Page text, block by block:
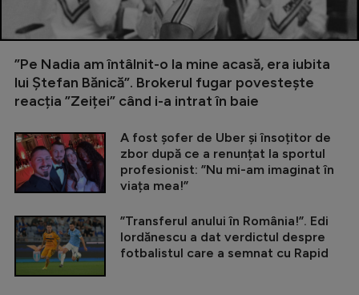
”Pe Nadia am întâlnit-o la mine acasă, era iubita
lui Ștefan Bănică”. Brokerul fugar povestește
reacția ”Zeiței” când i-a intrat în baie
A fost șofer de Uber și însoțitor de
zbor după ce a renunțat la sportul
profesionist: ”Nu mi-am imaginat în
viața mea!”
”Transferul anului în România!”. Edi
Iordănescu a dat verdictul despre
fotbalistul care a semnat cu Rapid